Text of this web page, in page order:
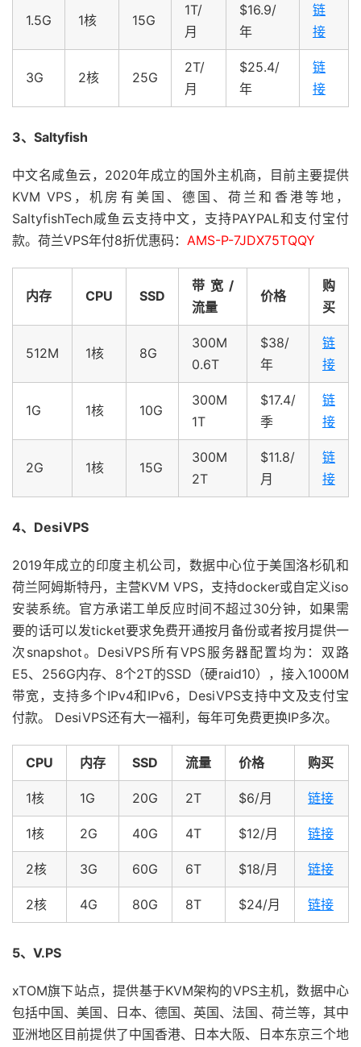
1.5G 1核 15G
1T/
月
$16.9/
年
链
接
3G 2核 25G
2T/
月
$25.4/
年
链
接
3、Saltyfish
中文名咸鱼云，2020年成立的国外主机商，目前主要提供
KVM VPS，机房有美国、德国、荷兰和香港等地，
SaltyfishTech咸鱼云支持中文，支持PAYPAL和支付宝付
款。荷兰VPS年付8折优惠码： AMS-P-7JDX75TQQY
内存 CPU SSD
带宽/
流量
价格
购
买
512M 1核 8G
300M
0.6T
$38/
年
链
接
1G 1核 10G
300M
1T
$17.4/
季
链
接
2G 1核 15G
300M
2T
$11.8/
月
链
接
4、DesiVPS
2019年成立的印度主机公司，数据中心位于美国洛杉矶和
荷兰阿姆斯特丹，主营KVM VPS，支持docker或自定义iso
安装系统。官方承诺工单反应时间不超过30分钟，如果需
要的话可以发ticket要求免费开通按月备份或者按月提供一
次snapshot。DesiVPS所有VPS服务器配置均为：双路
E5、256G内存、8个2T的SSD（硬raid10），接入1000M
带宽，支持多个IPv4和IPv6，DesiVPS支持中文及支付宝
付款。 DesiVPS还有大一福利，每年可免费更换IP多次。
CPU 内存 SSD 流量 价格 购买
1核 1G 20G 2T $6/月 链接
1核 2G 40G 4T $12/月 链接
2核 3G 60G 6T $18/月 链接
2核 4G 80G 8T $24/月 链接
5、V.PS
xTOM旗下站点，提供基于KVM架构的VPS主机，数据中心
包括中国、美国、日本、德国、英国、法国、荷兰等，其中
亚洲地区目前提供了中国香港、日本大阪、日本东京三个地